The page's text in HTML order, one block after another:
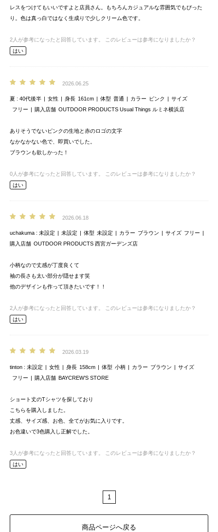
レスをつけてもいいですよと店員さん。もちろんカジュアルな雰囲気でもぴった
り。色は真っ白ではなく生成りで少しクリーム色です。
2 人が参考になったと回答しています。
このレビューは参考になりましたか？
はい
2026.06.25
夏 40代後半 女性 身長 161cm 体型 普通 カラー ピンク
サイズ
フリー
購入店舗 OUTDOOR PRODUCTS Usual Things ルミネ横浜店
ありそうでないピンクの生地と赤のロゴの文字
なかなかない色で、即買いでした。
ブラウンも欲しかった！
0 人が参考になったと回答しています。
このレビューは参考になりましたか？
はい
2026.06.18
uchakuma 未設定 未設定 体型 未設定 カラー ブラウン サイズ フリー
購入店舗 OUTDOOR PRODUCTS 西宮ガーデンズ店
小柄なので丈感が丁度良くて
袖の長さも太い部分が隠せます笑
他のデザインも作って頂きたいです！！
2 人が参考になったと回答しています。
このレビューは参考になりましたか？
はい
2026.03.19
tinton 未設定 女性 身長 158cm 体型 小柄 カラー ブラウン
サイズ
フリー
購入店舗 BAYCREW’S STORE
ショート丈のTシャツを探しており
こちらを購入しました。
丈感、サイズ感、お色、全てがお気に入りです。
お色違いで3色購入し正解でした。
3 人が参考になったと回答しています。
このレビューは参考になりましたか？
はい
1
商品ページへ戻る